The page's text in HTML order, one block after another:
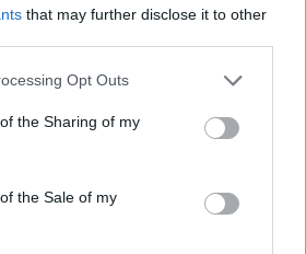
that may further disclose it to other
Opt Outs
the Sharing of my
the Sale of my